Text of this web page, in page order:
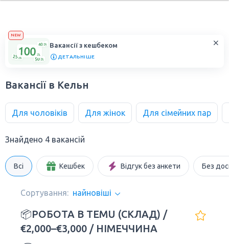
NEW
Вакансії з кешбеком
ДЕТАЛЬНІШЕ
Вакансії в Кельн
Для чоловіків Для жінок Для сімейних пар
Знайдено 4 вакансій
Всі Кешбек Відгук без анкети Без
Сортування: найновіші
📦РОБОТА В TEMU (СКЛАД) /
€2,000–€3,000 / НІМЕЧЧИНА